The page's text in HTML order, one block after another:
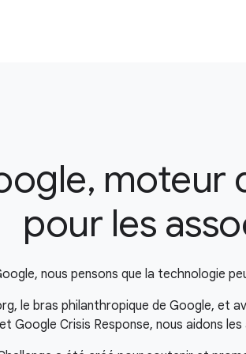
moteur
pour les
nous pensons que la technologie
le bras philanthropique de Google, et
Google Crisis Response, nous aidons